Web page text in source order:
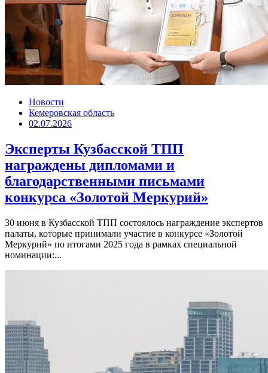
Новости
Кемеровская область
02.07.2026
Эксперты Кузбасской ТПП
награждены дипломами и
благодарственными письмами
конкурса «Золотой Меркурий»
30 июня в Кузбасской ТПП состоялось награждение экспертов
палаты, которые принимали участие в конкурсе «Золотой
Меркурий» по итогами 2025 года в рамках специальной
номинации:...